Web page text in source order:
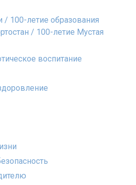
/ 100-летие образования
/ 100-летие Мустая
воспитание